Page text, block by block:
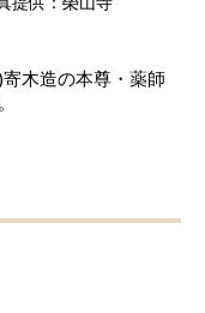
木造の本尊・薬師